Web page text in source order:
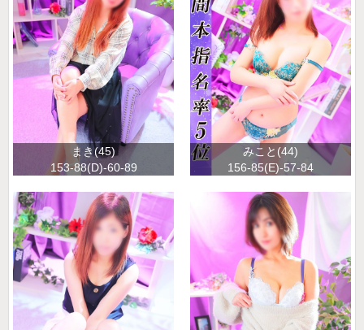
まき(45)
153-88(D)-60-89
みこと(44)
156-85(E)-57-84